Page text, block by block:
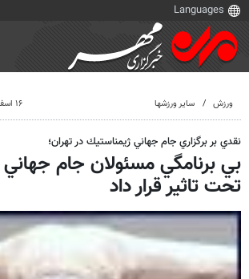
ورزش سایر ورزشها ۱۶ اسفند ۱۳۸۴، ۱۲:۵۱
نقدي بر برگزاري جام جهاني ژيمناستيك در تهران؛
بي برنامگي مسئولان جام جهاني
تحت تاثير قرار داد